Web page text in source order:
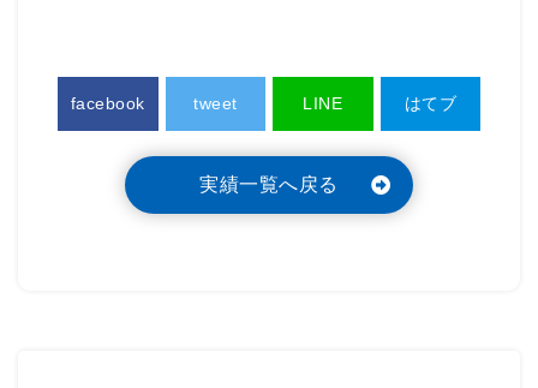
facebook tweet LINE はてブ
実績一覧へ戻る